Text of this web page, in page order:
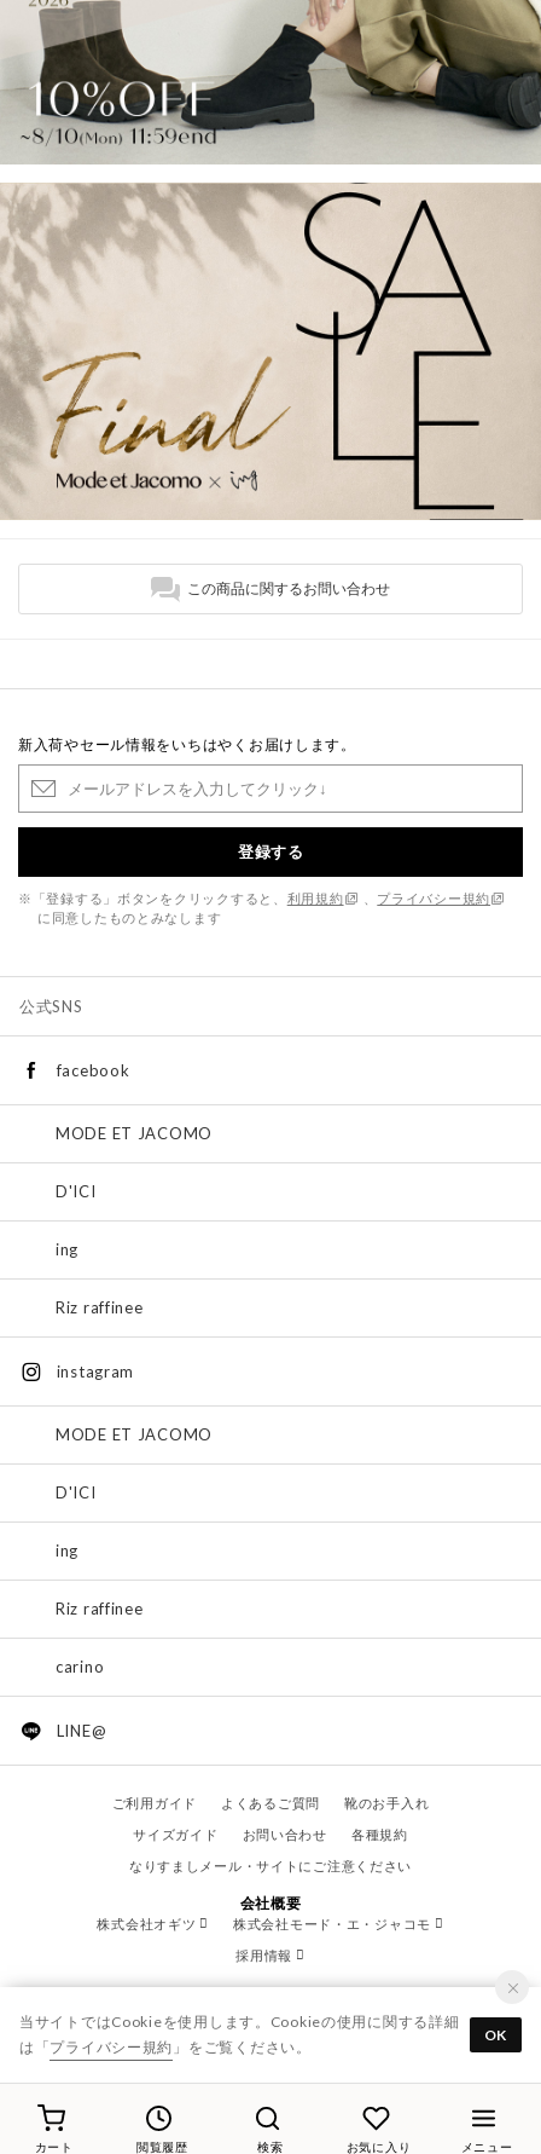
カート 閲覧履歴 検索 お気に入り メニュー
この商品に関するお問い合わせ
新入荷やセール情報をいちはやくお届けします。
登録する
※「登録する」ボタンをクリックすると、 利用規約
プライバシー規約
に同意したものとみなします
公式SNS
facebook
MODE ET JACOMO
D'ICI
ing
Riz raffinee
instagram
MODE ET JACOMO
D'ICI
ing
Riz raffinee
carino
LINE@
ご利用ガイド よくあるご質問
靴のお手入れ
サイズガイド
お問い合わせ
各種規約
なりすましメール・サイトにご注意ください
会社概要
株式会社オギツ
株式会社モード・エ・ジャコモ
採用情報
© OGITSU CO.,LTD. / All Right Reserved.
当サイトではCookieを使用します。Cookieの使用に関する詳細
は「プライバシー規約 」をご覧ください。
OK